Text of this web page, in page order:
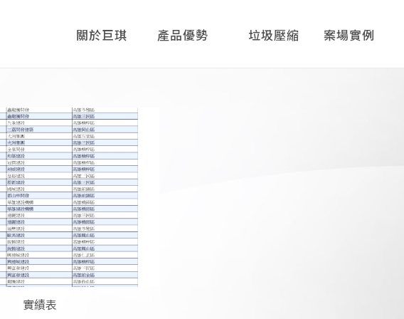
關於巨琪 產品優勢
垃圾壓縮
案場實例
實績表